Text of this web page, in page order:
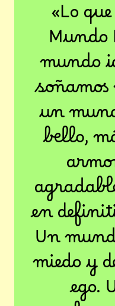
«Lo
Mundo
mundo
un
bello,
en
Un
miedo y
ego.